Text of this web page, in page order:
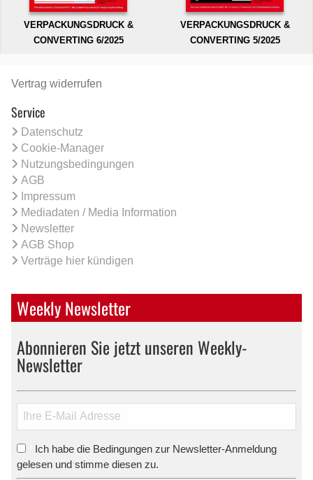
VERPACKUNGSDRUCK &
CONVERTING 6/2025
VERPACKUNGSDRUCK &
CONVERTING 5/2025
Vertrag widerrufen
Service
Datenschutz
Cookie-Manager
Nutzungsbedingungen
AGB
Impressum
Mediadaten / Media Information
Newsletter
AGB Shop
Verträge hier kündigen
Weekly Newsletter
Abonnieren Sie jetzt unseren Weekly-
Newsletter
Ich habe die Bedingungen zur Newsletter-Anmeldung
gelesen und stimme diesen zu.